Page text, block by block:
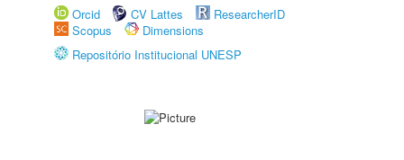
Orcid
CV Lattes
ResearcherID
Scopus
Dimensions
Repositório Institucional UNESP